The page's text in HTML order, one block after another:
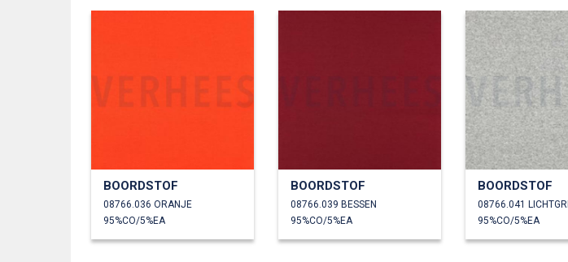
BOORDSTOF
08766.036 ORANJE
95%CO/5%EA
BOORDSTOF
08766.039 BESSEN
95%CO/5%EA
BOORDSTOF
95%CO/5%EA